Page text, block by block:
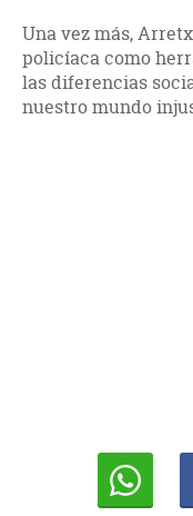
Una vez más,
policíaca como
las diferencias
nuestro mundo